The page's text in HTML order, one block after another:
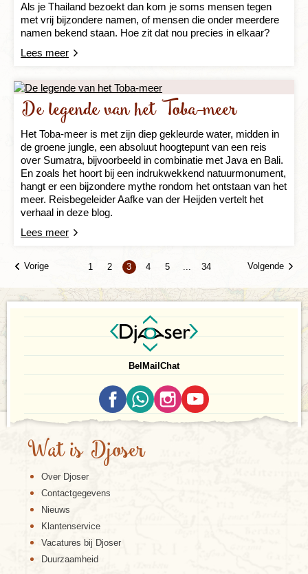
Als je Thailand bezoekt dan kom je soms mensen tegen
met vrij bijzondere namen, of mensen die onder meerdere
namen bekend staan. Hoe zit dat nou precies in elkaar?
Lees meer
De legende van het Toba-meer
Het Toba-meer is met zijn diep gekleurde water, midden in
de groene jungle, een absoluut hoogtepunt van een reis
over Sumatra, bijvoorbeeld in combinatie met Java en Bali.
En zoals het hoort bij een indrukwekkend natuurmonument,
hangt er een bijzondere mythe rondom het ontstaan van het
meer. Reisbegeleider Aafke van der Heijden vertelt het
verhaal in deze blog.
Lees meer
Vorige 1 2 3 4 5 34 Volgende
BelMailChat
Wat is Djoser
Over Djoser
Contactgegevens
Nieuws
Klantenservice
Vacatures bij Djoser
Duurzaamheid